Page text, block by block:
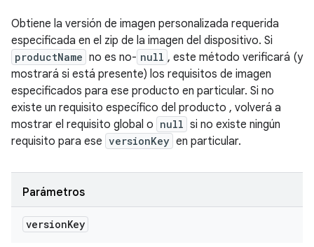
Obtiene la versión de imagen personalizada requerida
especificada en el zip de la imagen del dispositivo. Si
productName no es no- null , este método verificará (y
mostrará si está presente) los requisitos de imagen
especificados para ese producto en particular. Si no
existe un requisito específico del producto , volverá a
mostrar el requisito global o null si no existe ningún
requisito para ese versionKey en particular.
Parámetros
versionKey